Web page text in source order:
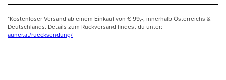
*Kostenloser Versand ab einem Einkauf von € 99,-, innerhalb Österreichs &
Deutschlands. Details zum Rückversand findest du unter:
auner.at/ruecksendung/